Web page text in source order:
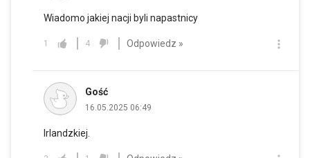
Wiadomo jakiej nacji byli napastnicy
1 4 Odpowiedz »
Gość
16.05.2025 06:49
Irlandzkiej.